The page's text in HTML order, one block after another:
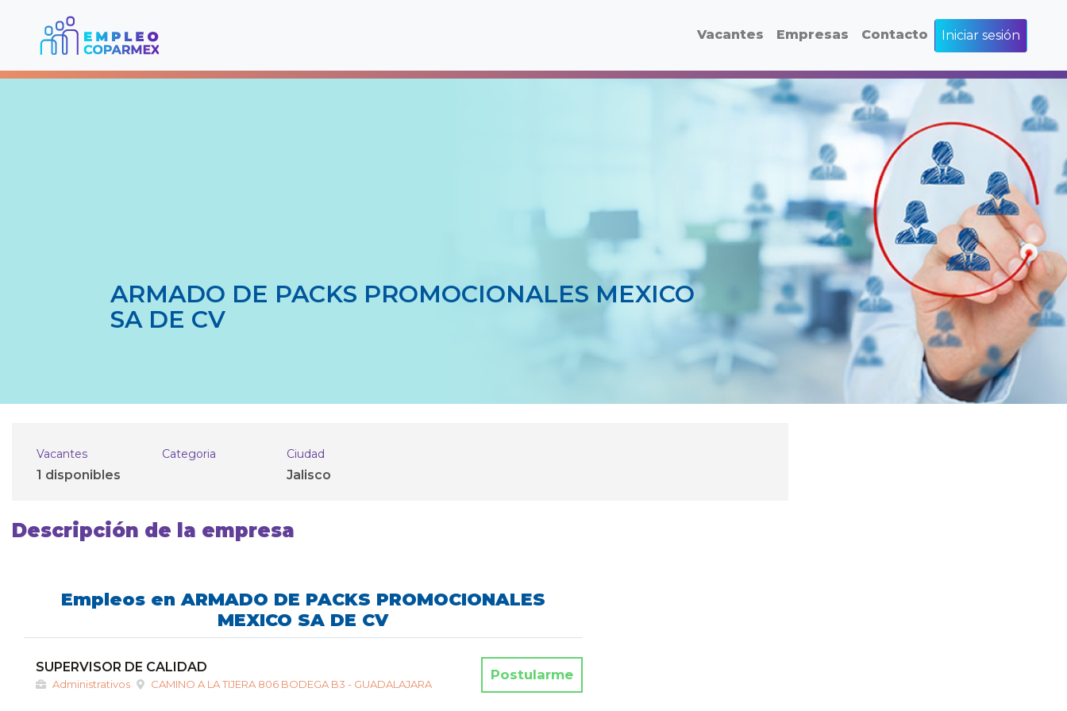
Vacantes Empresas Contacto Iniciar sesión
ARMADO DE PACKS PROMOCIONALES MEXICO
SA DE CV
Vacantes
1 disponibles
Categoria Ciudad
Jalisco
Descripción de la empresa
Empleos en ARMADO DE PACKS PROMOCIONALES
MEXICO SA DE CV
SUPERVISOR DE CALIDAD
Administrativos CAMINO A LA TIJERA 806 BODEGA B3 - GUADALAJARA
Postularme